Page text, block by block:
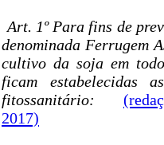
Art. 1º Para fins de
denominada Ferrugem
cultivo da soja em
ficam estabelecidas
fitossanitário:
2017)